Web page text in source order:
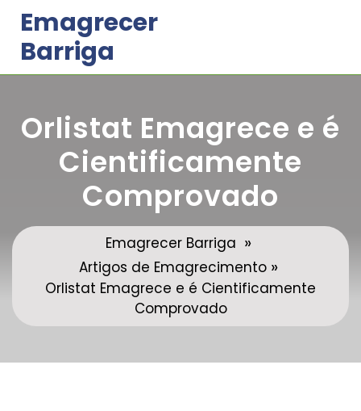
content
Emagrecer
Barriga
Orlistat Emagrece e é
Cientificamente
Comprovado
Emagrecer Barriga »
Artigos de Emagrecimento »
Orlistat Emagrece e é Cientificamente
Comprovado